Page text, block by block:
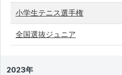
小学生テニス選手権
全国選抜ジュニア
2023年